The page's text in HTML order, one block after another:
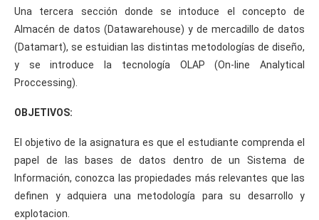
Una tercera sección donde se intoduce el concepto de
Almacén de datos (Datawarehouse) y de mercadillo de datos
(Datamart), se estuidian las distintas metodologías de diseño,
y se introduce la tecnología OLAP (On-line Analytical
Proccessing).
OBJETIVOS:
El objetivo de la asignatura es que el estudiante comprenda el
papel de las bases de datos dentro de un Sistema de
Información, conozca las propiedades más relevantes que las
definen y adquiera una metodología para su desarrollo y
explotacion.